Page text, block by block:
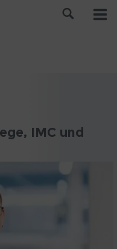
IMC und